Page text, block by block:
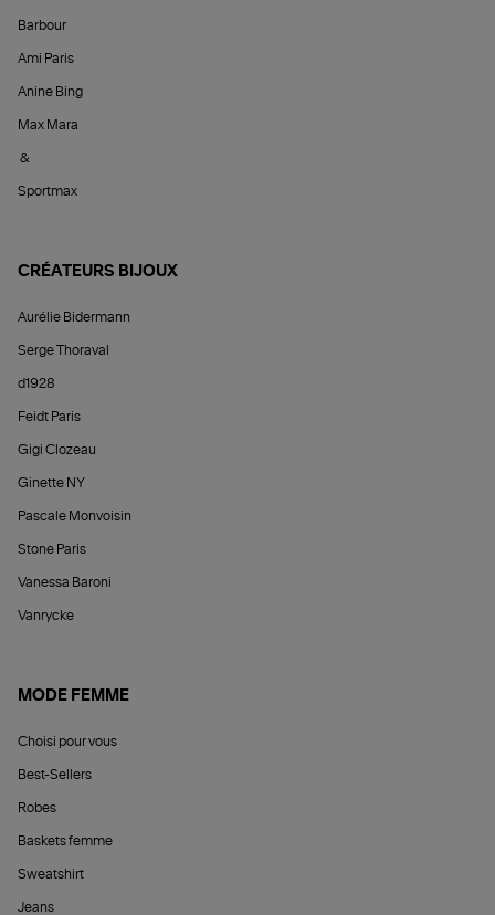
Barbour
Ami Paris
Anine Bing
Max Mara
&
Sportmax
CRÉATEURS BIJOUX
Aurélie Bidermann
Serge Thoraval
d1928
Feidt Paris
Gigi Clozeau
Ginette NY
Pascale Monvoisin
Stone Paris
Vanessa Baroni
Vanrycke
MODE FEMME
Choisi pour vous
Best-Sellers
Robes
Baskets femme
Sweatshirt
Jeans